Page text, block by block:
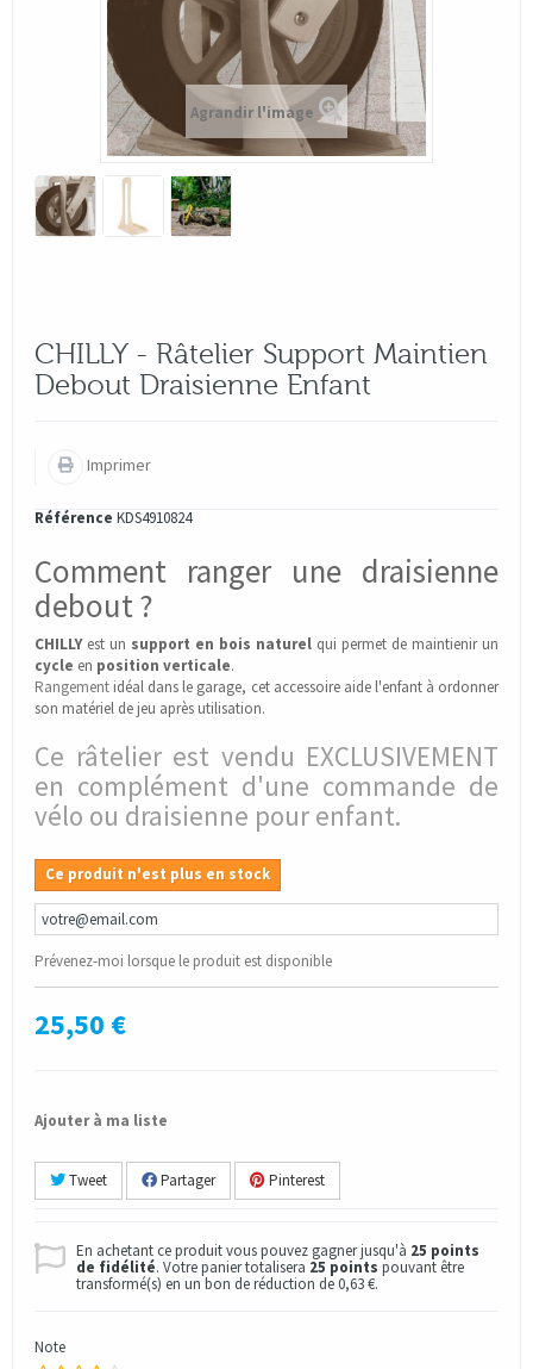
Agrandir l'image
CHILLY - Râtelier Support Maintien
Debout Draisienne Enfant
Imprimer
Référence KDS4910824
Comment ranger une draisienne
debout ?
CHILLYest un support en bois naturel qui permet de maintienir un
cycle en position verticale.
Rangement idéal dans le garage, cet accessoire aide l'enfant à ordonner
son matériel de jeu après utilisation.
Ce râtelier est vendu EXCLUSIVEMENT
en complément d'une commande de
vélo ou draisienne pour enfant.
Ce produit n'est plus en stock
Prévenez-moi lorsque le produit est disponible
25,50 €
Ajouter à ma liste
Tweet Partager Pinterest
En achetant ce produit vous pouvez gagner jusqu'à 25 points
de fidélité. Votre panier totalisera 25 points pouvant être
transformé(s) en un bon de réduction de0,63 €.
Note